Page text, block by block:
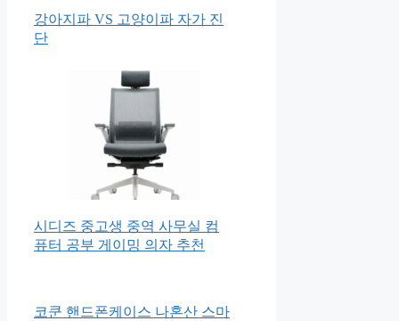
강아지파 VS 고양이파 자가 진
단
시디즈 중고생 중역 사무실 컴
퓨터 공부 게이밍 의자 추천
코쿤 핸드폰케이스 나혼산 스마